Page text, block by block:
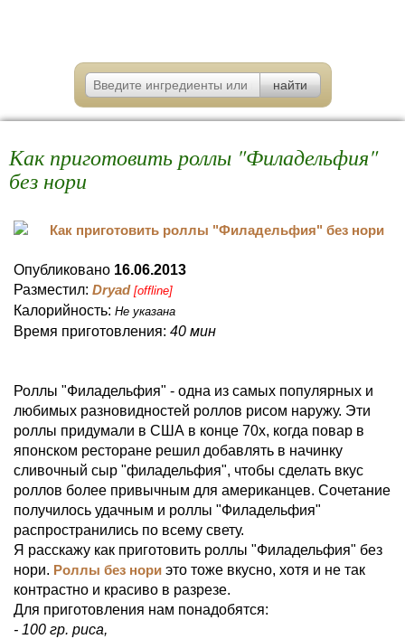
Как приготовить роллы "Филадельфия"
без нори
Опубликовано 16.06.2013
Разместил: Dryad [offline]
Калорийность: Не указана
Время приготовления: 40 мин
Роллы "Филадельфия" - одна из самых популярных и
любимых разновидностей роллов рисом наружу. Эти
роллы придумали в США в конце 70х, когда повар в
японском ресторане решил добавлять в начинку
сливочный сыр "филадельфия", чтобы сделать вкус
роллов более привычным для американцев. Сочетание
получилось удачным и роллы "Филадельфия"
распространились по всему свету.
Я расскажу как приготовить роллы "Филадельфия" без
нори. Роллы без нори это тоже вкусно, хотя и не так
контрастно и красиво в разрезе.
Для приготовления нам понадобятся:
- 100 гр. риса,